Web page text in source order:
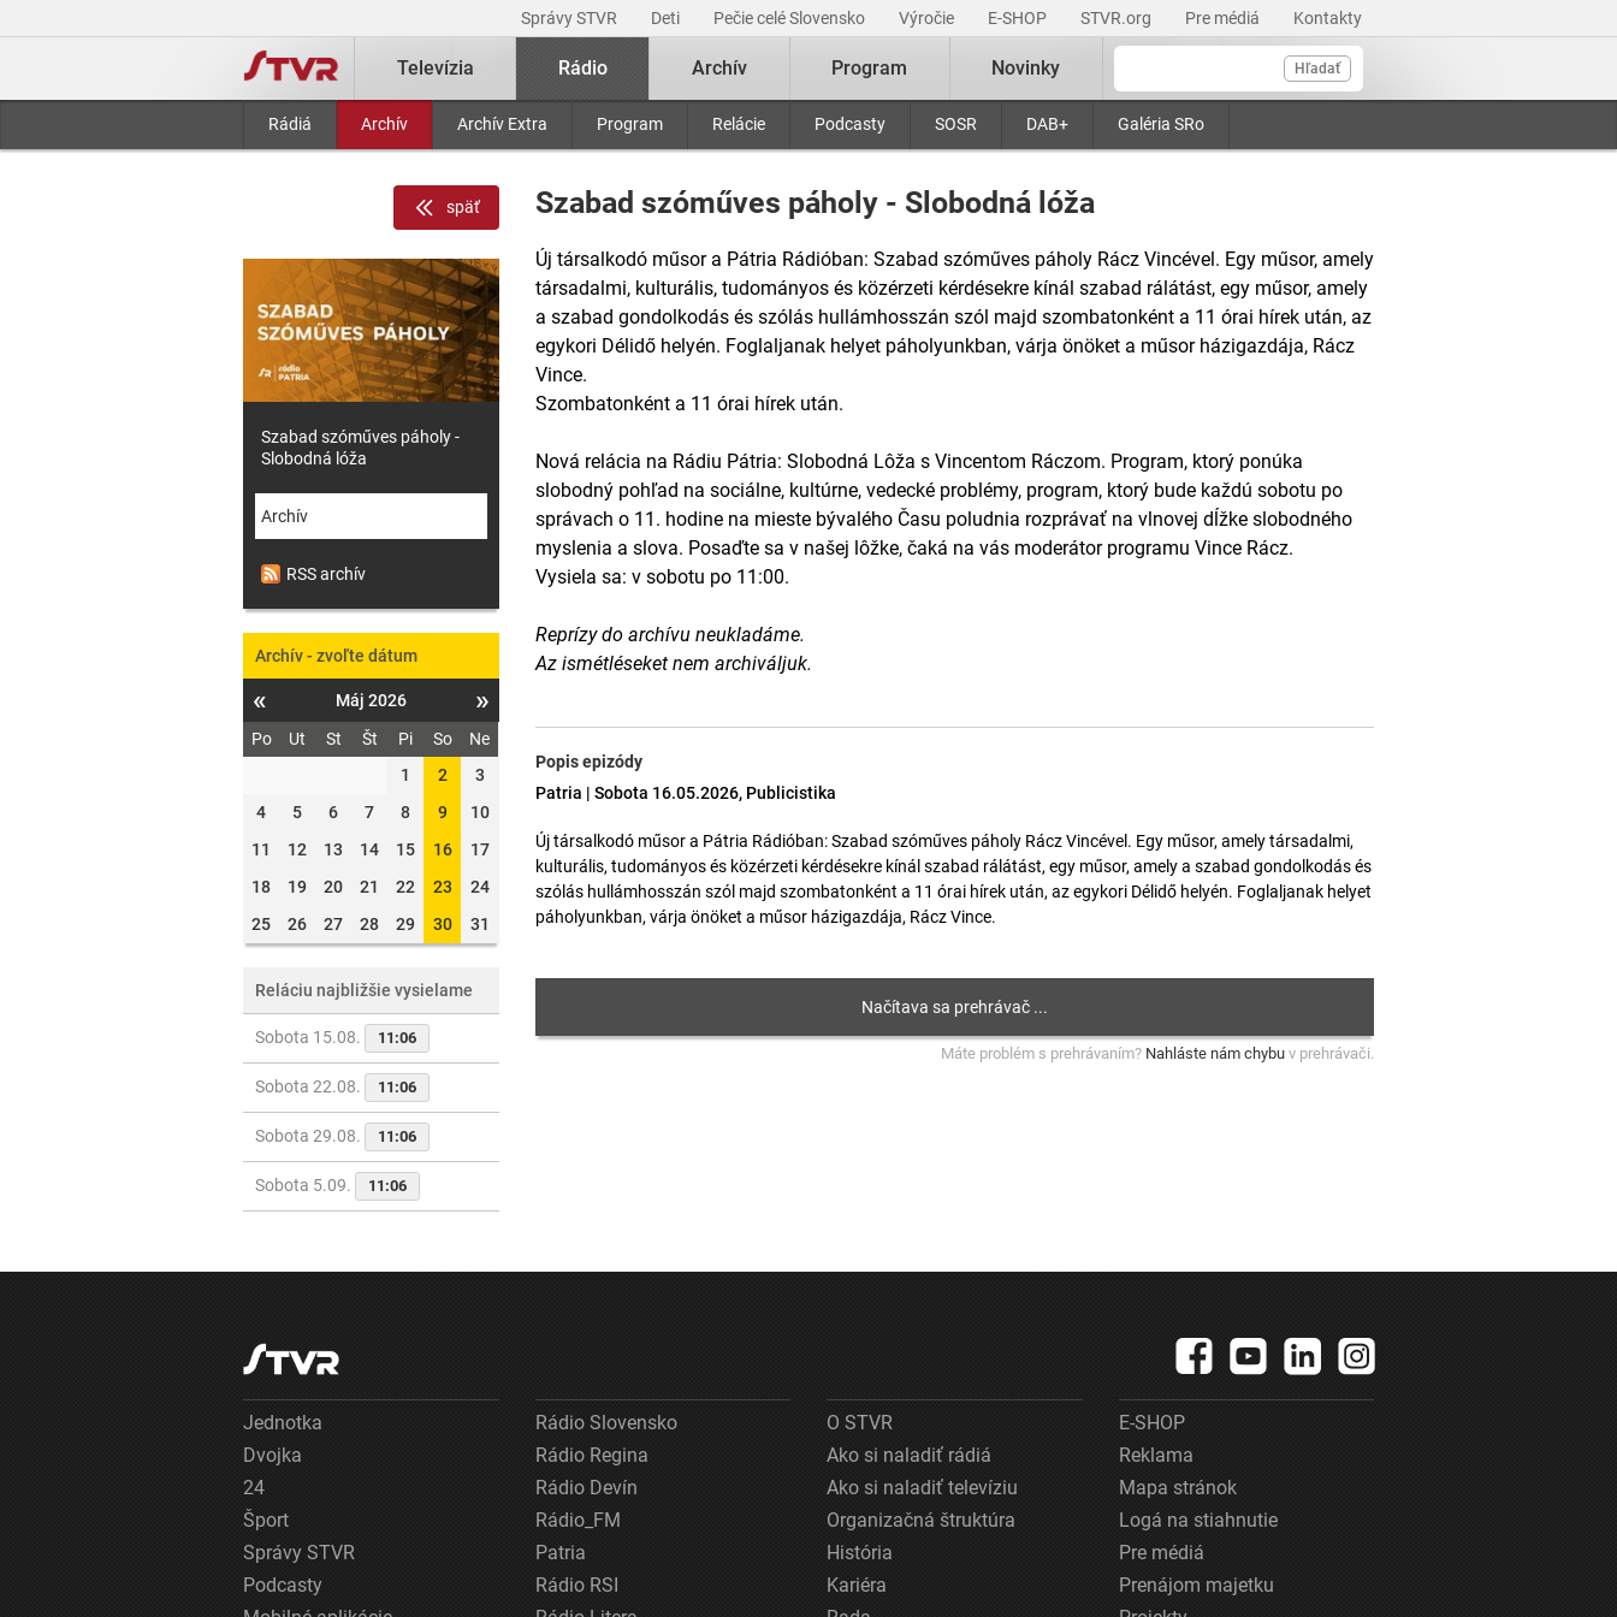
Správy STVR Deti Pečie celé Slovensko Výročie E-SHOP STVR.org Pre médiá Kontakty
Hľadať
Televízia Rádio
Rádiá Archív Archív Extra Program Relácie Podcasty SOSR DAB+ Galéria SRo
Archív Program Novinky
Szabad szóműves páholy - Slobodná lóža
Új társalkodó műsor a Pátria Rádióban: Szabad szóműves páholy Rácz Vincével. Egy műsor, amely
társadalmi, kulturális, tudományos és közérzeti kérdésekre kínál szabad rálátást, egy műsor, amely
a szabad gondolkodás és szólás hullámhosszán szól majd szombatonként a 11 órai hírek után, az
egykori Délidő helyén. Foglaljanak helyet páholyunkban, várja önöket a műsor házigazdája, Rácz
Vince.
Szombatonként a 11 órai hírek után.
Nová relácia na Rádiu Pátria: Slobodná Lôža s Vincentom Ráczom. Program, ktorý ponúka
slobodný pohľad na sociálne, kultúrne, vedecké problémy, program, ktorý bude každú sobotu po
správach o 11. hodine na mieste bývalého Času poludnia rozprávať na vlnovej dĺžke slobodného
myslenia a slova. Posaďte sa v našej lôžke, čaká na vás moderátor programu Vince Rácz.
Vysiela sa: v sobotu po 11:00.
Reprízy do archívu neukladáme.
Az ismétléseket nem archiváljuk.
Popis epizódy
Patria | Sobota 16.05.2026, Publicistika
Új társalkodó műsor a Pátria Rádióban: Szabad szóműves páholy Rácz Vincével. Egy műsor, amely társadalmi,
kulturális, tudományos és közérzeti kérdésekre kínál szabad rálátást, egy műsor, amely a szabad gondolkodás és
szólás hullámhosszán szól majd szombatonként a 11 órai hírek után, az egykori Délidő helyén. Foglaljanak helyet
páholyunkban, várja önöket a műsor házigazdája, Rácz Vince.
Máte problém s prehrávaním? Nahláste nám chybu v prehrávači.
späť
Szabad szóműves páholy -
Slobodná lóža
Archív
RSS archív
Archív - zvoľte dátum
« Máj 2026 »
Po Ut St Št Pi So
Ne
1
2
3
4
5 6 7 8 9
10
11
12 13 14 15 16
17
18
19 20 21 22 23
24
25
26 27 28 29 30 31
Reláciu najbližšie vysielame
Sobota 15.08. 11:06
Sobota 22.08. 11:06
Sobota 29.08. 11:06
Sobota 5.09. 11:06
Jednotka
Dvojka
24
Šport
Správy STVR
Podcasty
Rádio Slovensko
Rádio Regina
Rádio Devín
Rádio_FM
Patria
Rádio RSI
O STVR
Ako si naladiť rádiá
Ako si naladiť televíziu
Organizačná štruktúra
História
Kariéra
E-SHOP
Reklama
Mapa stránok
Logá na stiahnutie
Pre médiá
Prenájom majetku